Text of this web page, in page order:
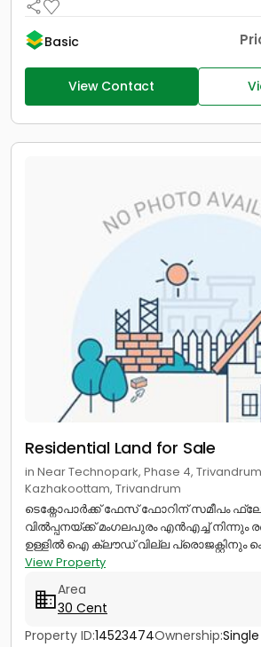
Basic
View Contact
Residential Land for Sale
in Near Technopark, Phase 4,
Kazhakoottam, Trivandrum
ടെക്നോപാർക്ക് ഫേസ് ഫോറിന് സമീപം
വിൽപ്പനയ്ക്ക് മംഗലപുരം എൻഎച്ച് നിന്നും
ഉള്ളില്‍ ഐ ക്ലൗഡ് വില്ല പ്രൊജക്റ്റിനും
View Property
Area
30 Cent
Property ID:14523474Ownership:Single